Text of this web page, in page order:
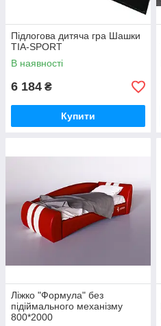
Підлогова дитяча гра Шашки
TIA-SPORT
В наявності
6 184 ₴
Купити
Ліжко "Формула" без
підіймального механізму
800*2000